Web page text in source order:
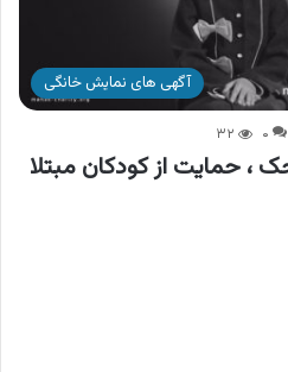
آگهی های نمایش خانگی
۰ ۳۲
حمایت از کودکان مبتلا